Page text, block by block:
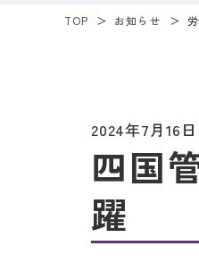
TOP お知らせ
2024年7月16日
四国
躍